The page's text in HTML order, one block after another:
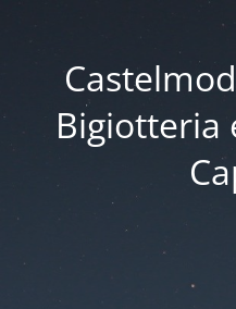
Bigiotteria